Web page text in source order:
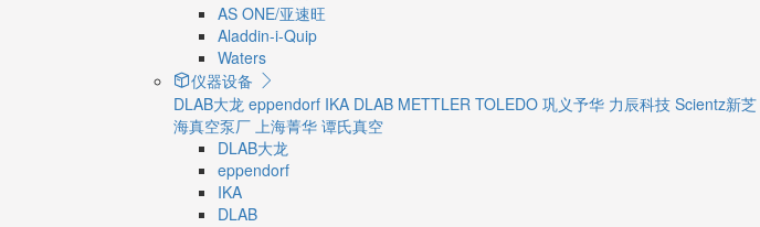
AS ONE/亚速旺
Aladdin-i-Quip
Waters
仪器设备
DLAB大龙 eppendorf IKA DLAB METTLER TOLEDO 巩义予华 力辰科技 Scientz新芝
海真空泵厂 上海菁华 谭氏真空
DLAB大龙
eppendorf
IKA
DLAB